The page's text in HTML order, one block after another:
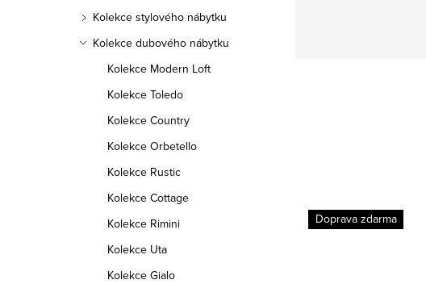
Kolekce stylového nábytku
Kolekce dubového nábytku
Kolekce Modern Loft
Kolekce Toledo
Kolekce Country
Kolekce Orbetello
Kolekce Rustic
Kolekce Cottage
Kolekce Rimini
Kolekce Uta
Kolekce Gialo
Doprava zdarma